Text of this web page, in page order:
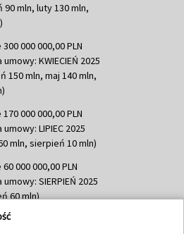
mln, luty 130 mln,
000 000,00 PLN
KWIECIEŃ 2025
150 mln, maj 140 mln,
000 000,00 PLN
LIPIEC 2025
mln, sierpień 10 mln)
000 000,00 PLN
SIERPIEŃ 2025
60 mln)
783 051,21 PLN